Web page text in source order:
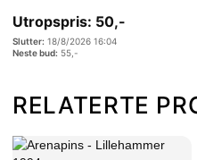
Utropspris: 50,-
18/8/2026 16:04
55 ,-
RELATERTE